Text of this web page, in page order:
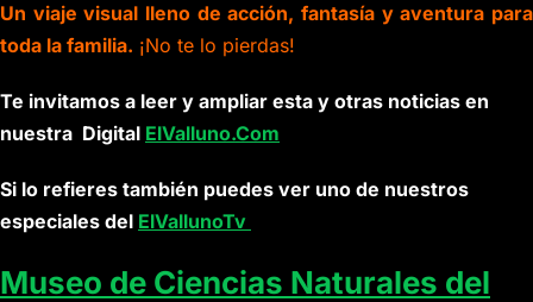
Un viaje visual lleno de acción, fantasía y aventura para
toda la familia. ¡No te lo pierdas!
Te invitamos a leer y ampliar esta y otras noticias en
nuestra Digital ElValluno.Com
Si lo refieres también puedes ver uno de nuestros
especiales del ElVallunoTv
Museo de Ciencias Naturales del